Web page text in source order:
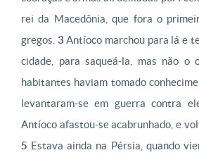
rei da Macedônia, que fora o
gregos. 3 Antíoco marchou para lá e
cidade, para saqueá-la, mas não o
habitantes haviam tomado
levantaram-se em guerra contra
Antíoco afastou-se acabrunhado, e
5 Estava ainda na Pérsia, quando